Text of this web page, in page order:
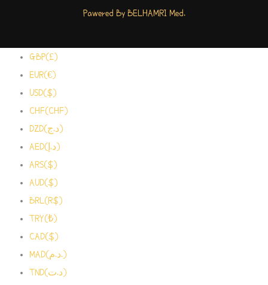
Pawered By BELHAMRI Med.
GBP(£)
EUR(€)
USD($)
CHF(CHF)
DZD(د.ج)
AED(د.إ)
ARS($)
AUD($)
BRL(R$)
TRY(₺)
CAD($)
MAD(د.م.)
TND(د.ت)